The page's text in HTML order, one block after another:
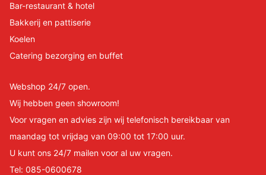
Bar-restaurant & hotel
Bakkerij en pattiserie
Koelen
Catering bezorging en buffet
Webshop 24/7 open.
Wij hebben geen showroom!
Voor vragen en advies zijn wij telefonisch bereikbaar van
maandag tot vrijdag van 09:00 tot 17:00 uur.
U kunt ons 24/7 mailen voor al uw vragen.
Tel: 085-0600678